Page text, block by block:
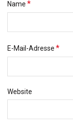
Name *
E-Mail-Adresse *
Website